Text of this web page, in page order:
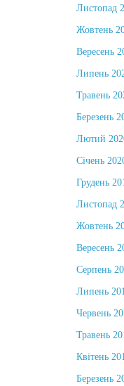
Листопад
Жовтень
Вересень
Липень
Травень
Березень
Лютий
Січень
Грудень
Листопад
Жовтень
Вересень
Серпень
Липень
Червень
Травень
Квітень
Березень